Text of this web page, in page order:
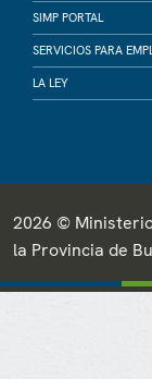
SIMP PORTAL
SERVICIOS PARA
LA LEY
2026 ©
la Provincia de